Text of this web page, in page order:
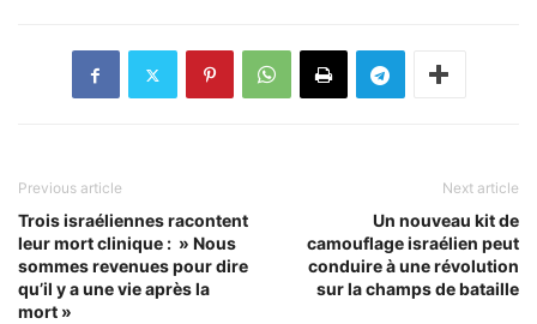
Previous article
Trois israéliennes racontent
leur mort clinique : » Nous
sommes revenues pour dire
qu’il y a une vie après la
mort »
Next article
Un nouveau kit de
camouflage israélien peut
conduire à une révolution
sur la champs de bataille